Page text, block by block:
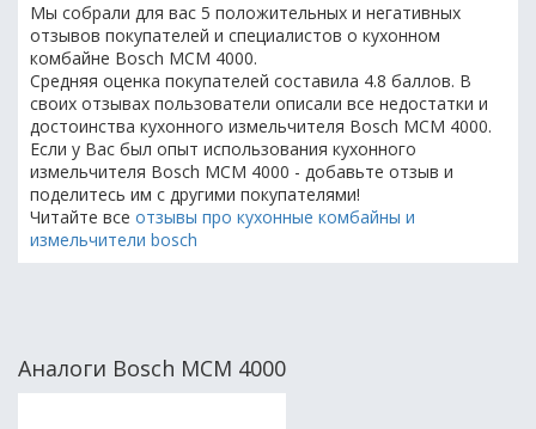
Мы собрали для вас 5 положительных и негативных
отзывов покупателей и специалистов о кухонном
комбайне Bosch MCM 4000.
Средняя оценка покупателей составила 4.8 баллов. В
своих отзывах пользователи описали все недостатки и
достоинства кухонного измельчителя Bosch MCM 4000.
Если у Вас был опыт использования кухонного
измельчителя Bosch MCM 4000 - добавьте отзыв и
поделитесь им с другими покупателями!
Читайте все отзывы про кухонные комбайны и
измельчители bosch
Аналоги Bosch MCM 4000